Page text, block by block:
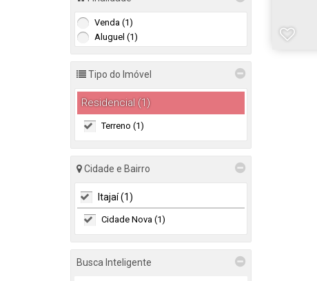
Venda (1)
Aluguel (1)
Tipo do Imóvel
Residencial (1)
Terreno (1)
Cidade e Bairro
Itajaí (1)
Cidade Nova (1)
Busca Inteligente